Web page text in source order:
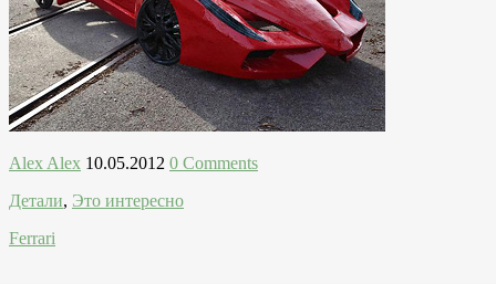
Alex Alex 10.05.2012 0 Comments
Детали, Это интересно
Ferrari